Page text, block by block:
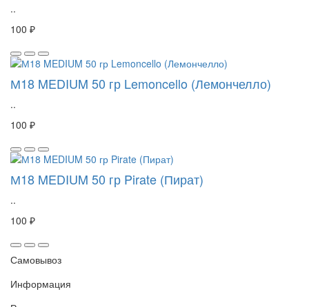
..
100 ₽
М18 MEDIUM 50 гр Lemoncello (Лемончелло)
..
100 ₽
М18 MEDIUM 50 гр Pirate (Пират)
..
100 ₽
Самовывоз
Информация